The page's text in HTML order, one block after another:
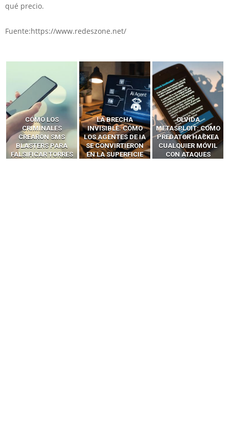
qué precio.
Fuente:https://www.redeszone.net/
LA BRECHA
INVISIBLE: CÓMO
LOS AGENTES DE IA
SE CONVIRTIERON
EN LA SUPERFICIE
OLVIDA
METASPLOIT: CÓMO
PREDATOR HACKEA
CUALQUIER MÓVIL
CON ATAQUES
CÓMO LOS HACKERS
INTERCEPTAN OTPS
Y LLAMADAS
MÓVILES SIN
‘HACKEAR’ — EL